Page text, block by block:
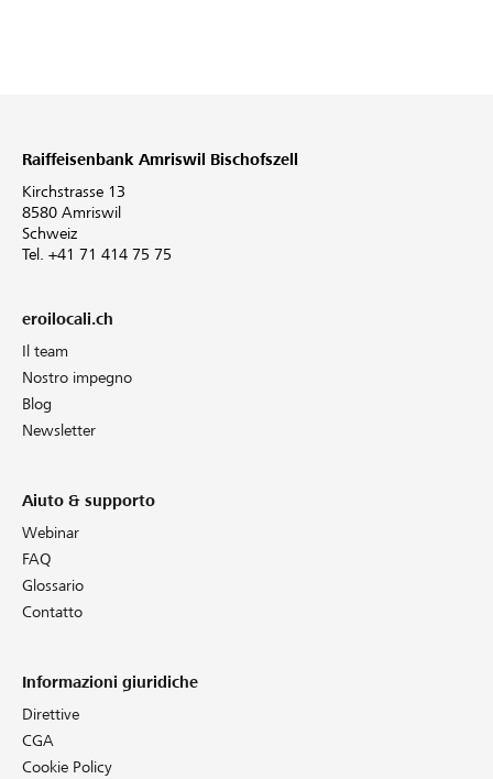
Raiffeisenbank Amriswil Bischofszell
Kirchstrasse 13
8580 Amriswil
Schweiz
Tel. +41 71 414 75 75
eroilocali.ch
Il team
Nostro impegno
Blog
Newsletter
Aiuto & supporto
Webinar
FAQ
Glossario
Contatto
Informazioni giuridiche
Direttive
CGA
Cookie Policy